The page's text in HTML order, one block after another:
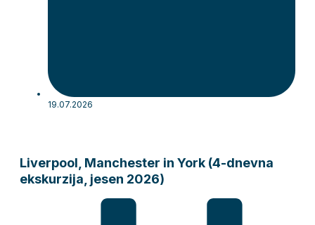
19.07.2026
Liverpool, Manchester in York (4-dnevna
ekskurzija, jesen 2026)